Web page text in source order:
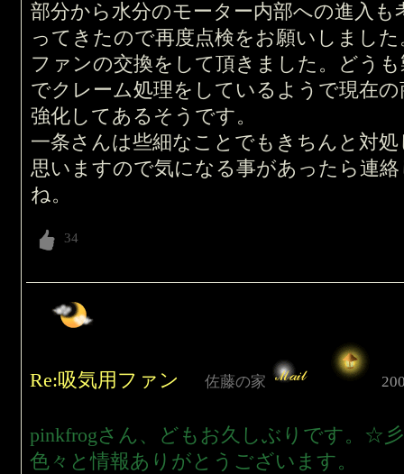
部分から水分のモーター内部への進入
ってきたので再度点検をお願いしまし
ファンの交換をして頂きました。どう
でクレーム処理をしているようで現在
強化してあるそうです。
一条さんは些細なことでもきちんと対
思いますので気になる事があったら連
ね。
Re:吸気用ファン 佐藤の家
pinkfrogさん、どもお久しぶりです。☆彡
色々と情報ありがとうございます。